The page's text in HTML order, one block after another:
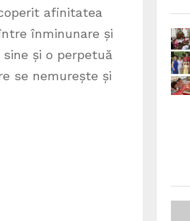
afinitatea
înminunare și
și o perpetuă
se nemurește și